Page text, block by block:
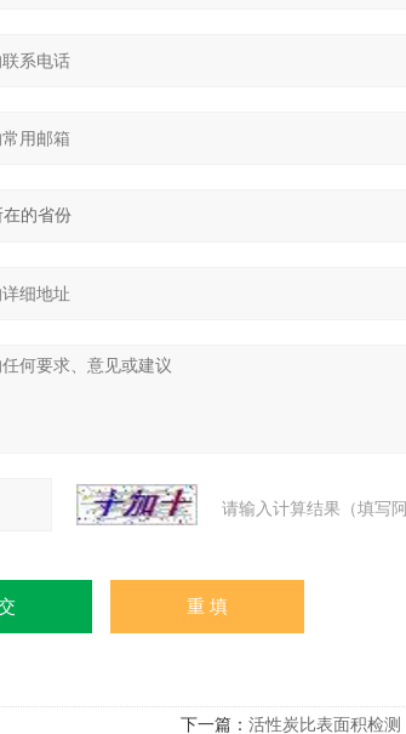
请输入计算结果（填写
下一篇： 活性炭比表面积检测